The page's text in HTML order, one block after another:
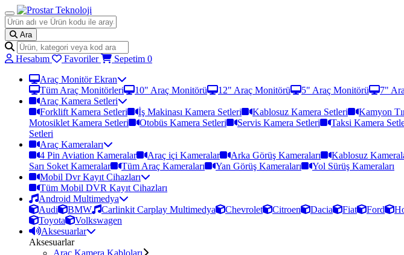
Ara
Hesabım Favoriler Sepetim 0
Araç Monitör Ekran
Tüm Araç Monitörleri
10" Araç Monitörü 12" Araç Monitörü 5" Araç Monitörü 7"
Araç Kamera Setleri
Forklift Kamera Setleri
İş Makinası Kamera Setleri Kablosuz Kamera Setleri Kamyon
Motosiklet Kamera Setleri
Otobüs Kamera Setleri Servis Kamera Setleri Taksi Kamera
Setleri
Araç Kameraları
4 Pin Aviation Kameralar
Araç içi Kameralar Arka Görüş Kameraları Kablosuz
Sarı Soket Kameralar
Tüm Araç Kameraları Yan Görüş Kameraları
Yol Sürüş Kameraları
Mobil Dvr Kayıt Cihazları
Tüm Mobil DVR Kayıt Cihazları
Android Multimedya
Audi
BMW Carlinkit Carplay Multimedya Chevrolet Citroen Dacia Fiat Ford
Toyota
Volkswagen
Aksesuarlar
Aksesuarlar
Araç Kamera Kabloları